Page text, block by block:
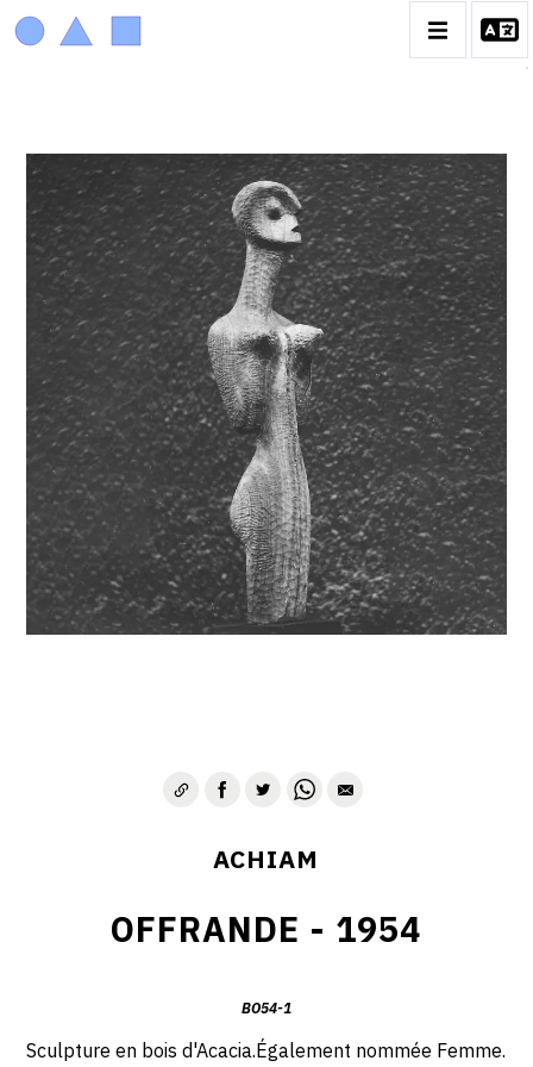
ACHIAM
BIOGRAPHIE
LA PROMENADE DES JARDINS À SÈVRES
CATALOGUE DES OEUVRES
ANIMAUX & PLANTES
BIBLIQUE
ENGAGEMENTS & SOCIÉTÉ
MUSIQUE & DANSE
VIE & SENTIMENTS
VISAGES
CONTACT
ACHIAM
OFFRANDE - 1954
BO54-1
Sculpture en bois d'Acacia.Également nommée Femme.